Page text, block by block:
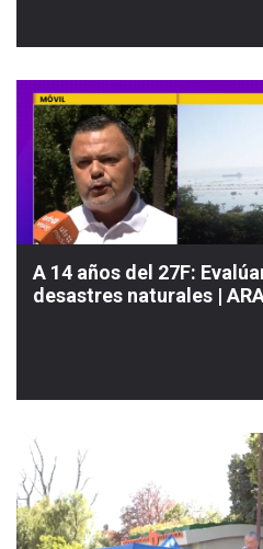
A 14 años del 27F:
desastres naturales |